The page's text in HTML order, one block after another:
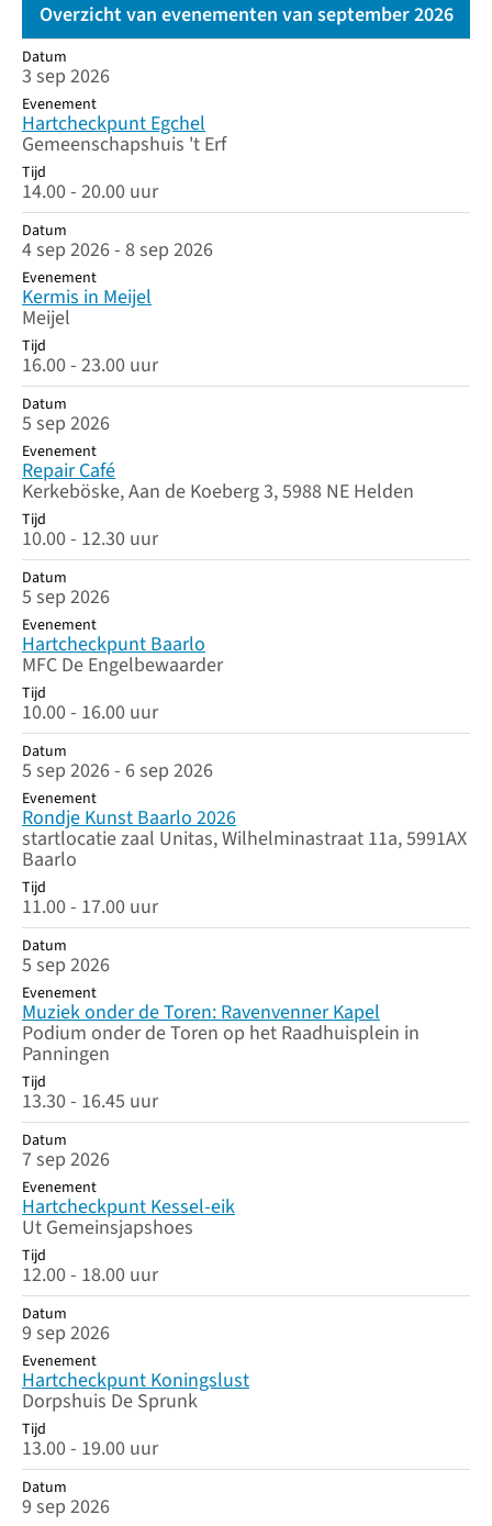
Overzicht van evenementen van september 2026
Datum
Datum
3 sep 2026
Evenement
Hartcheckpunt Egchel
Gemeenschapshuis 't Erf
Tijd
14.00 - 20.00 uur
Datum
4 sep 2026 - 8 sep 2026
Evenement
Kermis in Meijel
Meijel
Tijd
16.00 - 23.00 uur
Datum
5 sep 2026
Evenement
Repair Café
Kerkeböske, Aan de Koeberg 3, 5988 NE Helden
Tijd
10.00 - 12.30 uur
Datum
5 sep 2026
Evenement
Hartcheckpunt Baarlo
MFC De Engelbewaarder
Tijd
10.00 - 16.00 uur
Datum
5 sep 2026 - 6 sep 2026
Evenement
Rondje Kunst Baarlo 2026
startlocatie zaal Unitas, Wilhelminastraat 11a, 5991AX
Baarlo
Tijd
11.00 - 17.00 uur
Datum
5 sep 2026
Evenement
Muziek onder de Toren: Ravenvenner Kapel
Podium onder de Toren op het Raadhuisplein in
Panningen
Tijd
13.30 - 16.45 uur
Datum
7 sep 2026
Evenement
Hartcheckpunt Kessel-eik
Ut Gemeinsjapshoes
Tijd
12.00 - 18.00 uur
Datum
9 sep 2026
Evenement
Hartcheckpunt Koningslust
Dorpshuis De Sprunk
Tijd
13.00 - 19.00 uur
Datum
9 sep 2026